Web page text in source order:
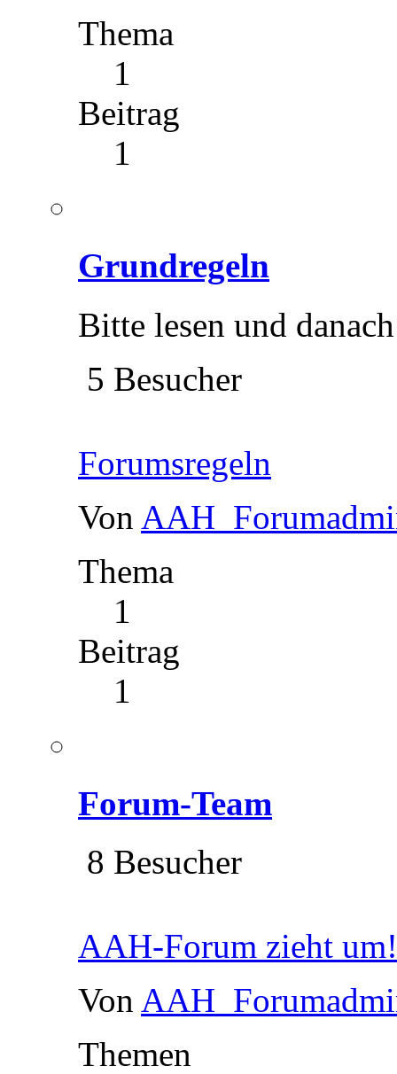
Thema
1
Beitrag
1
Grundregeln
Bitte lesen und
5 Besucher
Forumsregeln
Von
Thema
1
Beitrag
1
Forum-Team
8 Besucher
AAH-Forum zieht um!
Von
Themen